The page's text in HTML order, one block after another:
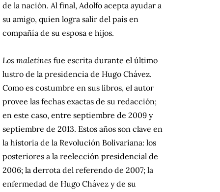
de la nación. Al final, Adolfo acepta ayudar a
su amigo, quien logra salir del país en
compañía de su esposa e hijos.
Los maletines fue escrita durante el último
lustro de la presidencia de Hugo Chávez.
Como es costumbre en sus libros, el autor
provee las fechas exactas de su redacción;
en este caso, entre septiembre de 2009 y
septiembre de 2013. Estos años son clave en
la historia de la Revolución Bolivariana: los
posteriores a la reelección presidencial de
2006; la derrota del referendo de 2007; la
enfermedad de Hugo Chávez y de su